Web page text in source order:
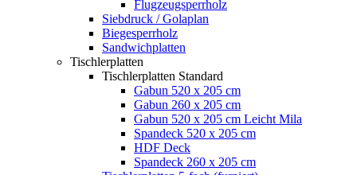
Flugzeugsperrholz
Siebdruck / Golaplan
Biegesperrholz
Sandwichplatten
Tischlerplatten
Tischlerplatten Standard
Gabun 520 x 205 cm
Gabun 260 x 205 cm
Gabun 520 x 205 cm Leicht Mila
Spandeck 520 x 205 cm
HDF Deck
Spandeck 260 x 205 cm